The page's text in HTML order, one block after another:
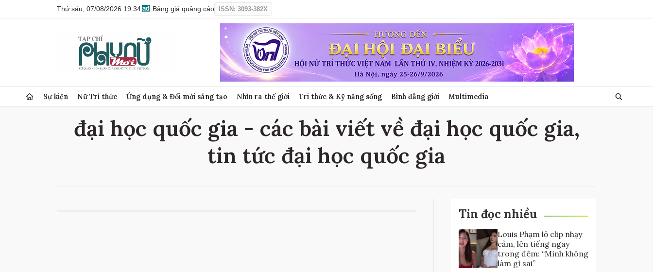
Thứ sáu, 07/08/2026 19:34 Bảng giá quảng cáo ISSN: 3093-382X
Sự kiện Nữ Trí thức Ứng dụng & Đổi mới sáng tạo Nhìn ra thế giới Tri thức & Kỹ năng sống Bình đẳng giới Multimedia
đại học quốc gia - các bài viết về đại học quốc gia,
tin tức đại học quốc gia
Tin đọc nhiều
Louis Phạm lộ clip nhạy
cảm, lên tiếng ngay
trong đêm: “Mình không
làm gì sai”